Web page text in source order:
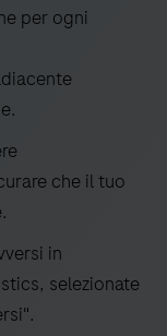
per ogni
che il tuo
in
selezionate